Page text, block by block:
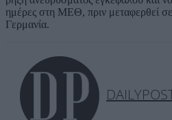
ημέρες στη ΜΕΘ, πριν μεταφερθεί
Γερμανία.